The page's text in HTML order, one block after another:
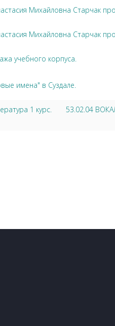
Михайловна Старчак
Михайловна Старчак
учебного корпуса.
имена" в Суздале.
1 курс.
53.02.04